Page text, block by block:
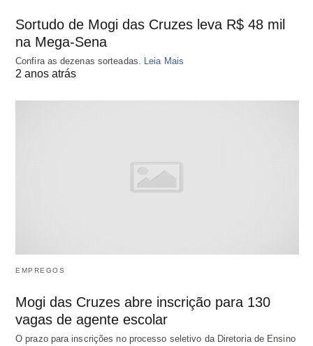
Sortudo de Mogi das Cruzes leva R$ 48 mil
na Mega-Sena
Confira as dezenas sorteadas. Leia Mais
2 anos atrás
EMPREGOS
Mogi das Cruzes abre inscrição para 130
vagas de agente escolar
O prazo para inscrições no processo seletivo da Diretoria de Ensino